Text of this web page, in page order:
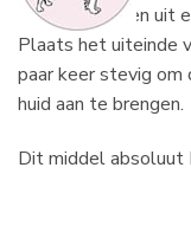
schouderbladen uit
Plaats het uiteinde
paar keer stevig
huid aan te brengen.
Dit middel absoluut